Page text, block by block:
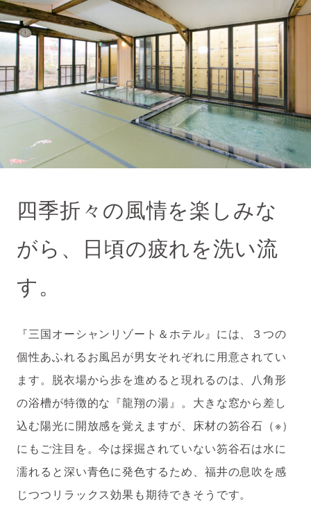
四季折々の風情を楽しみな
がら、日頃の疲れを洗い流
す。
『三国オーシャンリゾート＆ホテル』には、３つの
個性あふれるお風呂が男女それぞれに用意されてい
ます。脱衣場から歩を進めると現れるのは、八角形
の浴槽が特徴的な『龍翔の湯』。大きな窓から差し
込む陽光に開放感を覚えますが、床材の笏谷石（※）
にもご注目を。今は採掘されていない笏谷石は水に
濡れると深い青色に発色するため、福井の息吹を感
じつつリラックス効果も期待できそうです。